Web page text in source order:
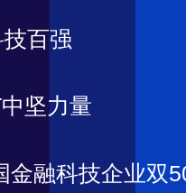
百强
坚力量
金融科技企业双